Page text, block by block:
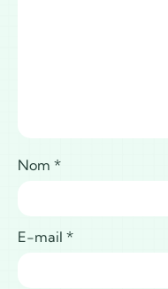
Nom *
E-mail *